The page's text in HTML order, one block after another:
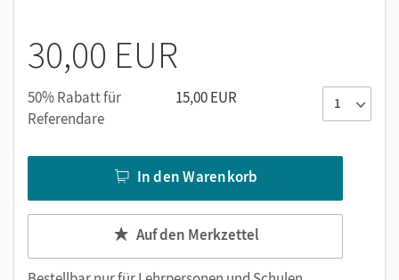
sprachfördernde und ergebnissichernde
Kopiervorlagen
Musterlösungen zu allen Kopiervorlagen
Gefährdungsbeurteilungen zu allen Versuchen mit
30,00 EUR
50% Rabatt für
Referendare
15,00 EUR
In den Warenkorb
Auf den Merkzettel